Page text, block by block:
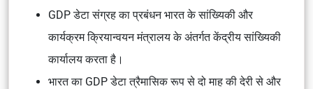
GDP डेटा संग्रह का प्रबंधन भारत के सांख्यिकी और
कार्यक्रम क्रियान्वयन मंत्रालय के अंतर्गत केंद्रीय सांख्यिकी
कार्यालय करता है।
भारत का GDP डेटा त्रैमासिक रूप से दो माह की देरी से और